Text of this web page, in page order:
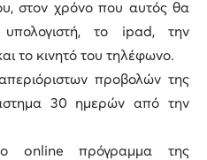
στον χρόνο που αυτός θα
το ipad, την
το κινητό του τηλέφωνο.
προβολών της
30 ημερών από την
online πρόγραμμα της